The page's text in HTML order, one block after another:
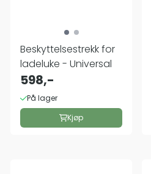
Beskyttelsestrekk for
ladeluke - Universal
598,-
På lager
Kjøp